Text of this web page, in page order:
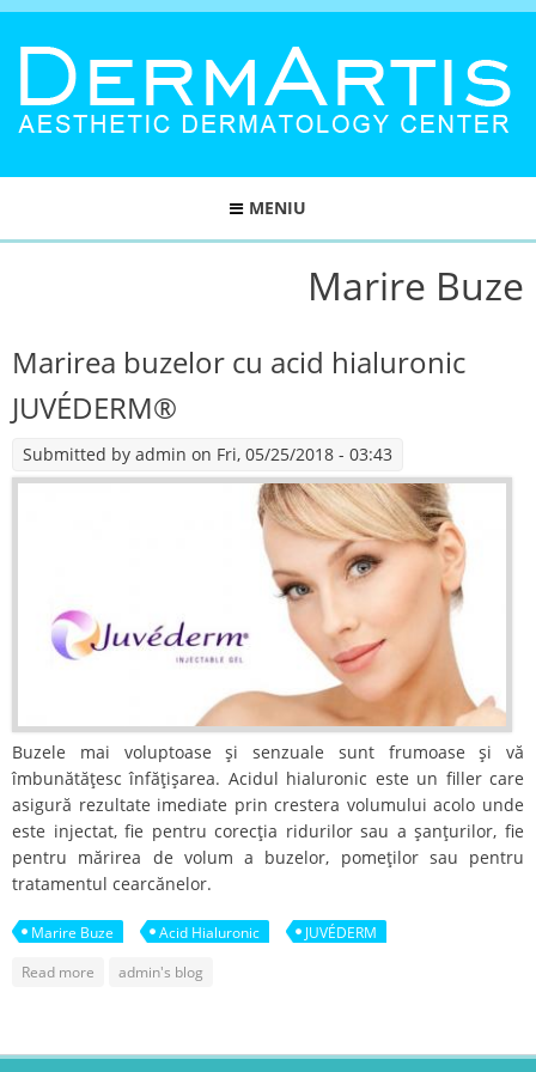
MENIU
Marire Buze
Marirea buzelor cu acid hialuronic
JUVÉDERM®
Submitted by admin on Fri, 05/25/2018 - 03:43
Buzele mai voluptoase şi senzuale sunt frumoase şi vă
îmbunătăţesc înfăţişarea. Acidul hialuronic este un filler care
asigură rezultate imediate prin crestera volumului acolo unde
este injectat, fie pentru corecţia ridurilor sau a şanţurilor, fie
pentru mărirea de volum a buzelor, pomeţilor sau pentru
tratamentul cearcănelor.
Marire Buze Acid Hialuronic
JUVÉDERM
Read more about Marirea buzelor cu acid hialuronic JUVÉDERM®
admin's blog